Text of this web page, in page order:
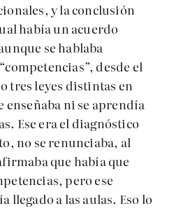
y la conclusión
había un acuerdo
se hablaba
desde el
tres leyes distintas en
enseñaba ni se aprendía
Ese era el diagnóstico
no se renunciaba, al
que había que
pero ese
llegado a las aulas. Eso lo